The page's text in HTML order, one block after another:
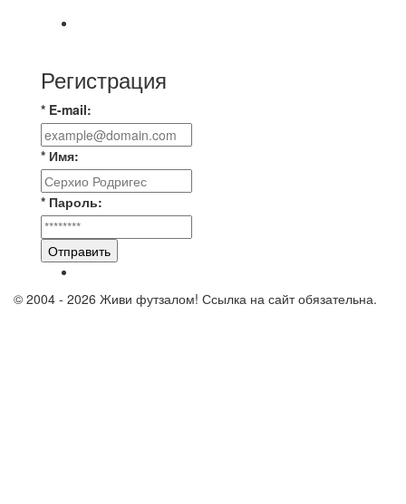
Регистрация
* E-mail:
* Имя:
* Пароль:
Отправить
© 2004 - 2026 Живи футзалом! Ссылка на сайт обязательна.